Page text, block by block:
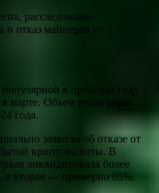
в прошлом году
марте. Объем реализации
года.
заявили об отказе от
криптовалюты. В
ликвидировала более
а вторая — примерно 65%.